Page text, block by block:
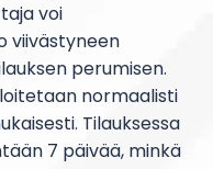
voi
viivästyneen
perumisen.
normaalisti
Tilauksessa
7 päivää, minkä